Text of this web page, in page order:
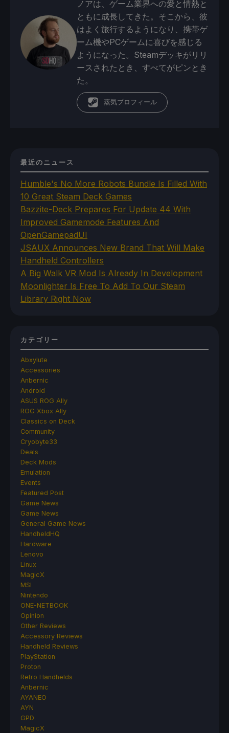
ノアは、ゲーム業界への愛と情熱と
ともに成長してきた。そこから、彼
はよく旅行するようになり、携帯ゲ
ーム機やPCゲームに喜びを感じる
ようになった。Steamデッキがリリ
ースされたとき、すべてがピンとき
た。
蒸気プロフィール
最近のニュース
Humble's No More Robots Bundle Is Filled With
10 Great Steam Deck Games
Bazzite-Deck Prepares For Update 44 With
Improved Gamemode Features And
OpenGamepadUI
JSAUX Announces New Brand That Will Make
Handheld Controllers
A Big Walk VR Mod Is Already In Development
Moonlighter Is Free To Add To Our Steam
Library Right Now
カテゴリー
Abxylute
Accessories
Anbernic
Android
ASUS ROG Ally
ROG Xbox Ally
Classics on Deck
Community
Cryobyte33
Deals
Deck Mods
Emulation
Events
Featured Post
Game News
Game News
General Game News
HandheldHQ
Hardware
Lenovo
Linux
MagicX
MSI
Nintendo
ONE-NETBOOK
Opinion
Other Reviews
Accessory Reviews
Handheld Reviews
PlayStation
Proton
Retro Handhelds
Anbernic
AYANEO
AYN
GPD
MagicX